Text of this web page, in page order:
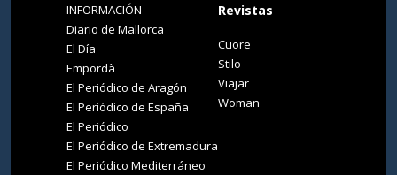
INFORMACIÓN
Diario de Mallorca
El Día
Empordà
El Periódico de Aragón
El Periódico de España
El Periódico
El Periódico de Extremadura
El Periódico Mediterráneo
Revistas
Cuore
Stilo
Viajar
Woman